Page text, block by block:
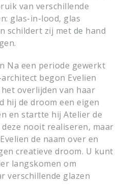
van verschillende
glas-in-lood, glas
schildert zij met de hand
Na een periode gewerkt
begon Evelien
overlijden van haar
hij de droom een eigen
en startte hij Atelier de
nooit realiseren, maar
de naam over en
creatieve droom. U kunt
langskomen om
verschillende glazen